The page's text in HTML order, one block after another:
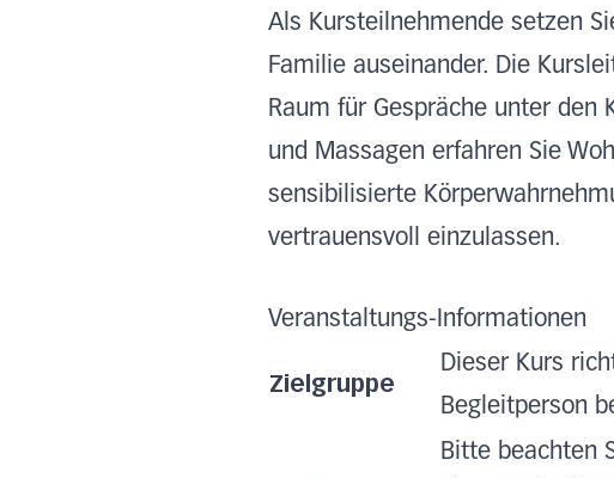
Als Kursteilnehmende setzen
Familie auseinander. Die
Raum für Gespräche unter den
und Massagen erfahren Sie
sensibilisierte
vertrauensvoll einzulassen.
Veranstaltungs-Informationen
Zielgruppe
Dieser Kurs
Begleitperson
Bitte beachten